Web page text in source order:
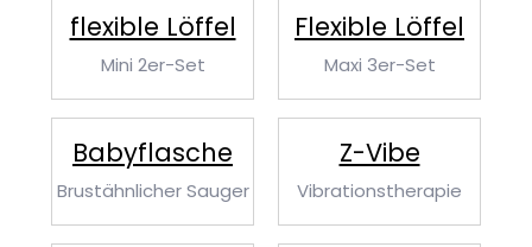
flexible Löffel
Mini 2er-Set
Flexible Löffel
Maxi 3er-Set
Babyflasche
Brustähnlicher Sauger
Z-Vibe
Vibrationstherapie